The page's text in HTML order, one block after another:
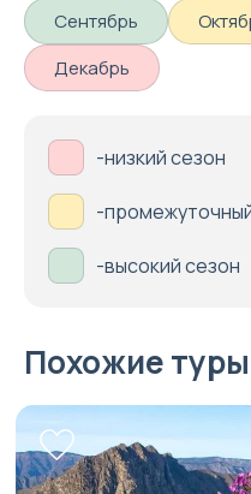
Сентябрь
Декабрь
-низкий сезон
-
-высокий сезон
Похожие